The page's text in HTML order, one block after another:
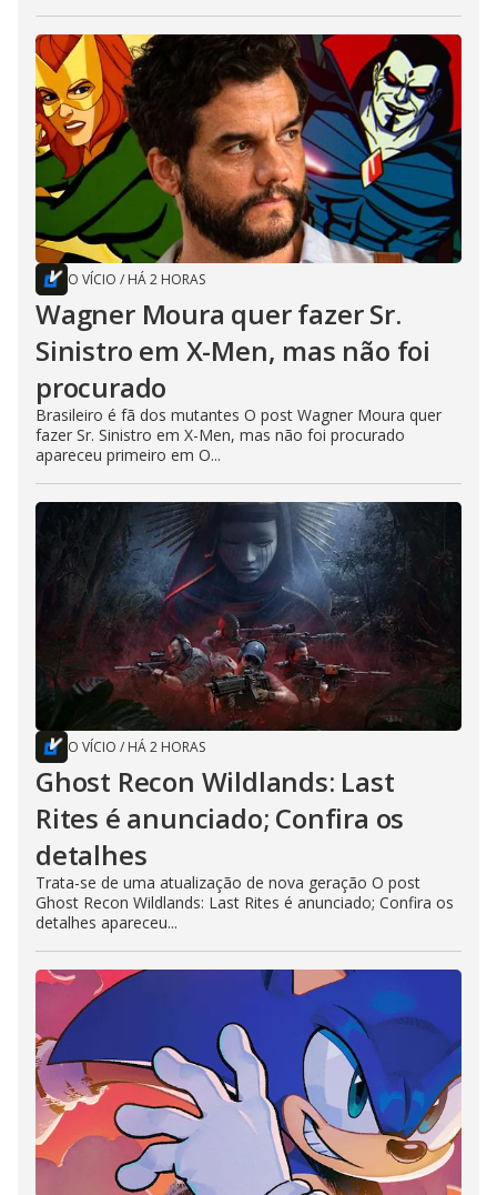
O VÍCIO / HÁ 2 HORAS
Wagner Moura quer fazer Sr.
Sinistro em X-Men, mas não foi
procurado
Brasileiro é fã dos mutantes O post Wagner Moura quer
fazer Sr. Sinistro em X-Men, mas não foi procurado
apareceu primeiro em O...
O VÍCIO / HÁ 2 HORAS
Ghost Recon Wildlands: Last
Rites é anunciado; Confira os
detalhes
Trata-se de uma atualização de nova geração O post
Ghost Recon Wildlands: Last Rites é anunciado; Confira os
detalhes apareceu...